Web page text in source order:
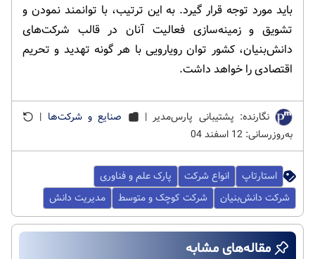
باید مورد توجه قرار گیرد. به این ترتیب، با توانمند نمودن و
تشویق و زمینه‌سازی فعالیت آنان در قالب شرکت‌های
دانش‌بنیان، کشور توان رویارویی با هر گونه تهدید و تحریم
اقتصادی را خواهد داشت.
نگارنده: پشتیبانی پارس‌مدیر | صنایع و شرکت‌ها |
به‌روزرسانی: 12 اسفند 04
استارتاپ انواع شرکت
پارک علم و فناوری
شرکت دانش‌بنیان
شرکت کوچک و متوسط مدیریت دانش
مقاله‌های مشابه